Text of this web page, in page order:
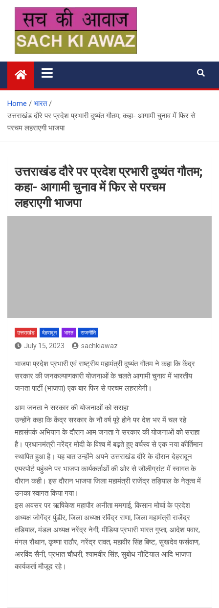
content
सच की आवाज
Home
भारत
उत्तराखंड दौरे पर प्रदेश प्रभारी दुष्यंत गौतम; कहा- आगामी चुनाव में फिर से
परचम लहराएगी भाजपा
उत्तराखंड दौरे पर प्रदेश प्रभारी दुष्यंत गौतम;
कहा- आगामी चुनाव में फिर से परचम
लहराएगी भाजपा
उत्तराखंड देहरादून भारत राजनीति
July 15, 2023 sachkiawaz
भाजपा प्रदेश प्रभारी एवं राष्ट्रीय महामंत्री दुष्यंत गौतम ने कहा कि केंद्र
सरकार की जनकल्याणकारी योजनाओं के चलते आगामी चुनाव में भारतीय
जनता पार्टी (भाजपा) एक बार फिर से परचम लहरायेगी।
आम जनता ने सरकार की योजनाओं को सराहा:
उन्होंने कहा कि केंद्र सरकार के नौ वर्ष पूरे होने पर देश भर में चल रहे
महासंपर्क अभियान के दौरान आम जनता ने सरकार की योजनाओं को सराहा
है। प्रधानमंत्री नरेंद्र मोदी के विश्व में बढ़ते हुए वर्चस्व से एक नया कीर्तिमान
स्थापित हुआ है। यह बात उन्होंने अपने उत्तराखंड दौरे के दौरान देहरादून
एयरपोर्ट पहुंचने पर भाजपा कार्यकर्ताओं की ओर से जौलीग्रांट में स्वागत के
दौरान कही। इस दौरान भाजपा जिला महामंत्री राजेंद्र तड़ियाल के नेतृत्व में
उनका स्वागत किया गया।
इस अवसर पर ऋषिकेश महापौर अनीता ममगाई, किसान मोर्चा के प्रदेश
अध्यक्ष जोगेंद्र पुंडीर, जिला अध्यक्ष रविंद्र राणा, जिला महामंत्री राजेंद्र
तडियाल, मंडल अध्यक्ष नरेंद्र नेगी, मीडिया प्रभारी भारत गुप्ता, आदेश पवार,
मंगल रौथान, कृष्णा राठौर, नरेंद्र रावत, महावीर सिंह बिष्ट, सुखदेव फर्सवाण,
अरविंद सैनी, प्रभात चौधरी, श्यामवीर सिंह, सुबोध नौटियाल आदि भाजपा
कार्यकर्ता मौजूद रहे।